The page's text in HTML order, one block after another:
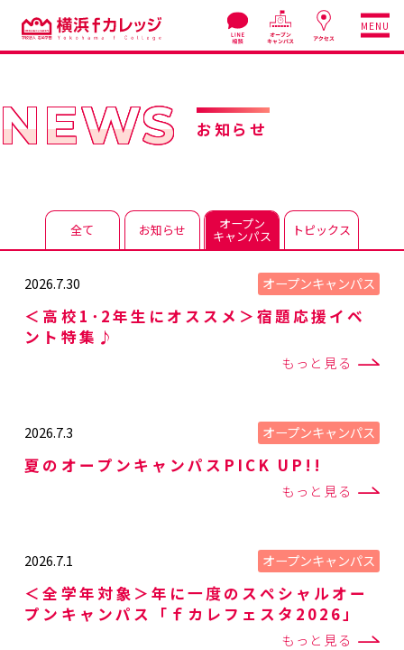
MENU
お知らせ
全て お知らせ オープン
キャンパス トピックス
2026.7.30 オープンキャンパス
＜高校1･2年生にオススメ＞宿題応援イベ
ント特集♪
もっと見る
2026.7.3 オープンキャンパス
夏のオープンキャンパスPICK UP!!
もっと見る
2026.7.1 オープンキャンパス
＜全学年対象＞年に一度のスペシャルオー
プンキャンパス「ｆカレフェスタ2026」
もっと見る